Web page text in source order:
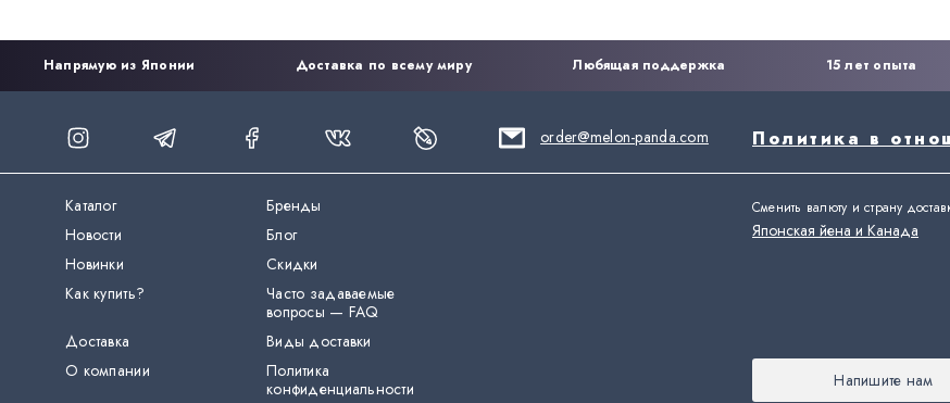
Напрямую из Японии Доставка по всему миру Любящая поддержка 15 лет опыта
order@melon-panda.com Политика в
Каталог
Бренды
Новости
Блог
Новинки
Скидки
Как купить?
Часто задаваемые
вопросы — FAQ
Доставка
Виды доставки
О компании
Политика
конфиденциальности
Сменить валюту и страну
Японская йена и Канада
Напишите нам